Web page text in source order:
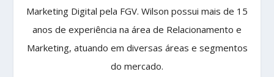
Marketing Digital pela FGV. Wilson possui mais de 15
anos de experiência na área de Relacionamento e
Marketing, atuando em diversas áreas e segmentos
do mercado.